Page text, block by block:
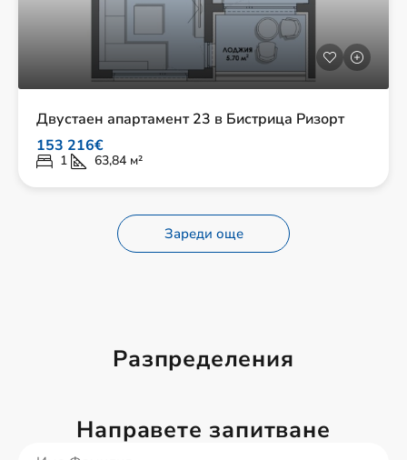
Двустаен апартамент 23 в Бистрица Ризорт
153 216€
1 63,84 м²
Зареди още
Разпределения
Направете запитване